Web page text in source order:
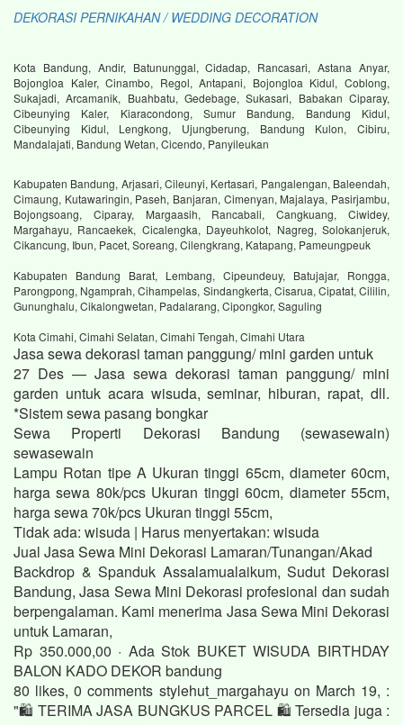
DEKORASI PERNIKAHAN / WEDDING DECORATION
Kota Bandung, Andir, Batununggal, Cidadap, Rancasari, Astana Anyar,
Bojongloa Kaler, Cinambo, Regol, Antapani, Bojongloa Kidul, Coblong,
Sukajadi, Arcamanik, Buahbatu, Gedebage, Sukasari, Babakan Ciparay,
Cibeunying Kaler, Kiaracondong, Sumur Bandung, Bandung Kidul,
Cibeunying Kidul, Lengkong, Ujungberung, Bandung Kulon, Cibiru,
Mandalajati, Bandung Wetan, Cicendo, Panyileukan
Kabupaten Bandung, Arjasari, Cileunyi, Kertasari, Pangalengan, Baleendah,
Cimaung, Kutawaringin, Paseh, Banjaran, Cimenyan, Majalaya, Pasirjambu,
Bojongsoang, Ciparay, Margaasih, Rancabali, Cangkuang, Ciwidey,
Margahayu, Rancaekek, Cicalengka, Dayeuhkolot, Nagreg, Solokanjeruk,
Cikancung, Ibun, Pacet, Soreang, Cilengkrang, Katapang, Pameungpeuk
Kabupaten Bandung Barat, Lembang, Cipeundeuy, Batujajar, Rongga,
Parongpong, Ngamprah, Cihampelas, Sindangkerta, Cisarua, Cipatat, Cililin,
Gununghalu, Cikalongwetan, Padalarang, Cipongkor, Saguling
Kota Cimahi, Cimahi Selatan, Cimahi Tengah, Cimahi Utara
Jasa sewa dekorasi taman panggung/ mini garden untuk
27 Des — Jasa sewa dekorasi taman panggung/ mini
garden untuk acara wisuda, seminar, hiburan, rapat, dll.
*Sistem sewa pasang bongkar
Sewa Properti Dekorasi Bandung (sewasewain)
sewasewain
Lampu Rotan tipe A Ukuran tinggi 65cm, diameter 60cm,
harga sewa 80k/pcs Ukuran tinggi 60cm, diameter 55cm,
harga sewa 70k/pcs Ukuran tinggi 55cm,
Tidak ada: wisuda ‎| Harus menyertakan: wisuda
Jual Jasa Sewa Mini Dekorasi Lamaran/Tunangan/Akad
Backdrop & Spanduk Assalamualaikum, Sudut Dekorasi
Bandung, Jasa Sewa Mini Dekorasi profesional dan sudah
berpengalaman. Kami menerima Jasa Sewa Mini Dekorasi
untuk Lamaran,
Rp 350.000,00 · ‎Ada Stok BUKET WISUDA BIRTHDAY
BALON KADO DEKOR bandung
80 likes, 0 comments stylehut_margahayu on March 19, :
"🛍️ TERIMA JASA BUNGKUS PARCEL 🛍️ Tersedia juga :